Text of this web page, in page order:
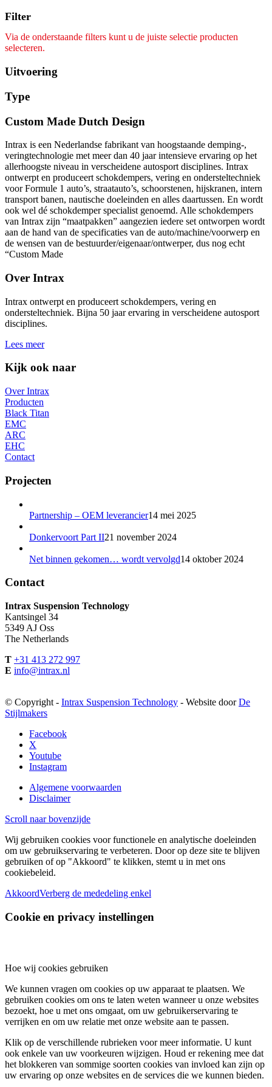
Filter
Via de onderstaande filters kunt u de juiste selectie producten
selecteren.
Uitvoering
Type
Custom Made Dutch Design
Intrax is een Nederlandse fabrikant van hoogstaande demping-,
veringtechnologie met meer dan 40 jaar intensieve ervaring op het
allerhoogste niveau in verscheidene autosport disciplines. Intrax
ontwerpt en produceert schokdempers, vering en ondersteltechniek
voor Formule 1 auto’s, straatauto’s, schoorstenen, hijskranen, intern
transport banen, nautische doeleinden en alles daartussen. En wordt
ook wel dé schokdemper specialist genoemd. Alle schokdempers
van Intrax zijn “maatpakken” aangezien iedere set ontworpen wordt
aan de hand van de specificaties van de auto/machine/voorwerp en
de wensen van de bestuurder/eigenaar/ontwerper, dus nog echt
“Custom Made
Over Intrax
Intrax ontwerpt en produceert schokdempers, vering en
ondersteltechniek. Bijna 50 jaar ervaring in verscheidene autosport
disciplines.
Lees meer
Kijk ook naar
Over Intrax
Producten
Black Titan
EMC
ARC
EHC
Contact
Projecten
Partnership – OEM leverancier14 mei 2025
Donkervoort Part II21 november 2024
Net binnen gekomen… wordt vervolgd14 oktober 2024
Contact
Intrax Suspension Technology
Kantsingel 34
5349 AJ Oss
The Netherlands
T +31 413 272 997
E info@intrax.nl
© Copyright - Intrax Suspension Technology - Website doorDe
Stijlmakers
Facebook
X
Youtube
Instagram
Algemene voorwaarden
Disclaimer
Scroll naar bovenzijde
Wij gebruiken cookies voor functionele en analytische doeleinden
om uw gebruikservaring te verbeteren. Door op deze site te blijven
gebruiken of op "Akkoord" te klikken, stemt u in met ons
cookiebeleid.
AkkoordVerberg de mededeling enkel
Cookie en privacy instellingen
Hoe wij cookies gebruiken
We kunnen vragen om cookies op uw apparaat te plaatsen. We
gebruiken cookies om ons te laten weten wanneer u onze websites
bezoekt, hoe u met ons omgaat, om uw gebruikerservaring te
verrijken en om uw relatie met onze website aan te passen.
Klik op de verschillende rubrieken voor meer informatie. U kunt
ook enkele van uw voorkeuren wijzigen. Houd er rekening mee dat
het blokkeren van sommige soorten cookies van invloed kan zijn op
uw ervaring op onze websites en de services die we kunnen bieden.